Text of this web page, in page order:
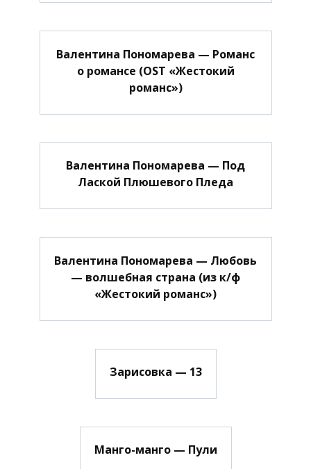
Валентина Пономарева — Романс
о романсе (OST «Жестокий
романс»)
Валентина Пономарева — Под
Лаской Плюшевого Пледа
Валентина Пономарева — Любовь
— волшебная страна (из к/ф
«Жестокий романс»)
Зарисовка — 13
Манго-манго — Пули